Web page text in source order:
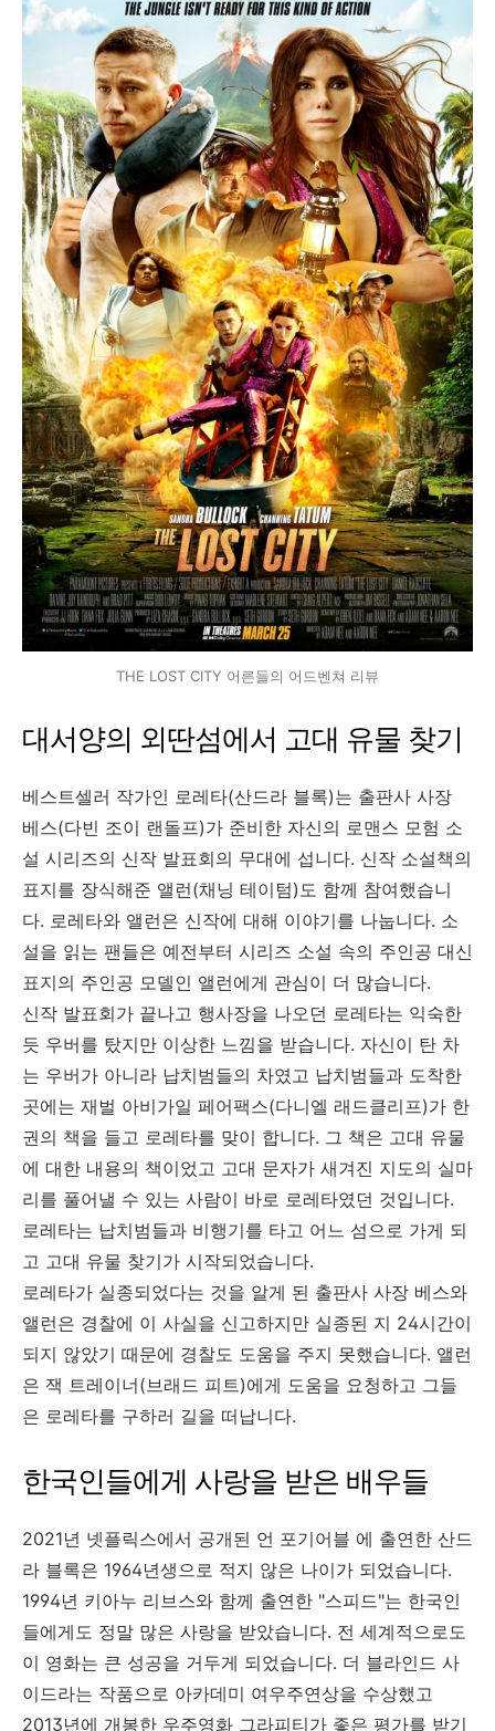
THE LOST CITY 어른들의 어드벤쳐 리뷰
대서양의 외딴섬에서 고대 유물 찾기
베스트셀러 작가인 로레타(산드라 블록)는 출판사 사장
베스(다빈 조이 랜돌프)가 준비한 자신의 로맨스 모험 소
설 시리즈의 신작 발표회의 무대에 섭니다. 신작 소설책의
표지를 장식해준 앨런(채닝 테이텀)도 함께 참여했습니
다. 로레타와 앨런은 신작에 대해 이야기를 나눕니다. 소
설을 읽는 팬들은 예전부터 시리즈 소설 속의 주인공 대신
표지의 주인공 모델인 앨런에게 관심이 더 많습니다.
신작 발표회가 끝나고 행사장을 나오던 로레타는 익숙한
듯 우버를 탔지만 이상한 느낌을 받습니다. 자신이 탄 차
는 우버가 아니라 납치범들의 차였고 납치범들과 도착한
곳에는 재벌 아비가일 페어팩스(다니엘 래드클리프)가 한
권의 책을 들고 로레타를 맞이 합니다. 그 책은 고대 유물
에 대한 내용의 책이었고 고대 문자가 새겨진 지도의 실마
리를 풀어낼 수 있는 사람이 바로 로레타였던 것입니다.
로레타는 납치범들과 비행기를 타고 어느 섬으로 가게 되
고 고대 유물 찾기가 시작되었습니다.
로레타가 실종되었다는 것을 알게 된 출판사 사장 베스와
앨런은 경찰에 이 사실을 신고하지만 실종된 지 24시간이
되지 않았기 때문에 경찰도 도움을 주지 못했습니다. 앨런
은 잭 트레이너(브래드 피트)에게 도움을 요청하고 그들
은 로레타를 구하러 길을 떠납니다.
한국인들에게 사랑을 받은 배우들
2021년 넷플릭스에서 공개된 언 포기어블 에 출연한 산드
라 블록은 1964년생으로 적지 않은 나이가 되었습니다.
1994년 키아누 리브스와 함께 출연한 "스피드"는 한국인
들에게도 정말 많은 사랑을 받았습니다. 전 세계적으로도
이 영화는 큰 성공을 거두게 되었습니다. 더 블라인드 사
이드라는 작품으로 아카데미 여우주연상을 수상했고
2013년에 개봉한 우주영화 그라피티가 좋은 평가를 받기